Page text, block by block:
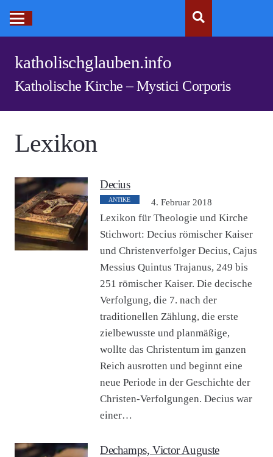
katholischglauben.info
Katholische Kirche – Mystici Corporis
Lexikon
Decius
ANTIKE 4. Februar 2018
Lexikon für Theologie und Kirche
Stichwort: Decius römischer Kaiser
und Christenverfolger Decius, Cajus
Messius Quintus Trajanus, 249 bis
251 römischer Kaiser. Die decische
Verfolgung, die 7. nach der
traditionellen Zählung, die erste
zielbewusste und planmäßige,
wollte das Christentum im ganzen
Reich ausrotten und beginnt eine
neue Periode in der Geschichte der
Christen-Verfolgungen. Decius war
einer…
Dechamps, Victor Auguste